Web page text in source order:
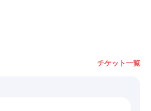
チケット一覧